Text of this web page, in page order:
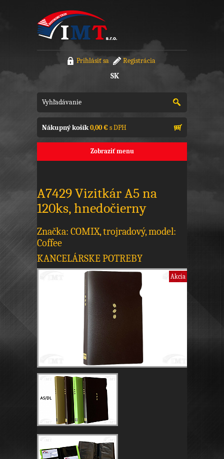
Prihlásiť sa Registrácia
SK
Nákupný košík0,00 €s DPH
Zobraziť menu
A7429 Vizitkár A5 na
120ks, hnedočierny
Značka: COMIX, trojradový, model:
Coffee
KANCELÁRSKE POTREBY
Akcia